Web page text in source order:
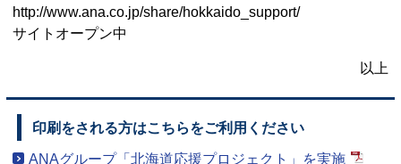
http://www.ana.co.jp/share/hokkaido_support/
サイトオープン中
以上
印刷をされる方はこちらをご利用ください
ANAグループ「北海道応援プロジェクト」を実施